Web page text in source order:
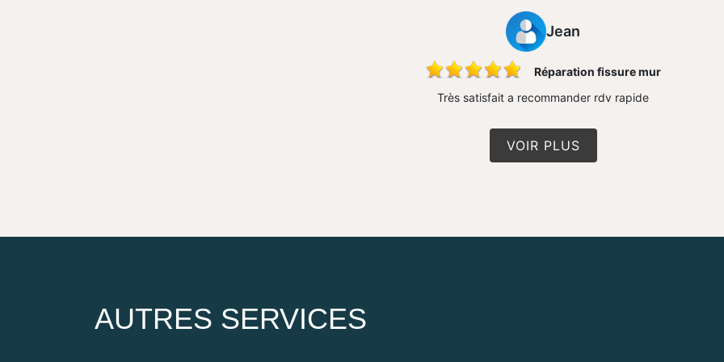
Jean
Réparation fissure mur
Très satisfait a recommander rdv rapide
VOIR PLUS
AUTRES SERVICES